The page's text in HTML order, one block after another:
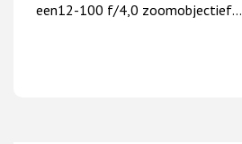
een12-100 f/4,0 zoomobjectief…